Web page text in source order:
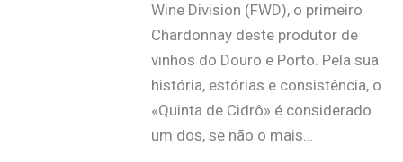
Wine Division (FWD), o primeiro
Chardonnay deste produtor de
vinhos do Douro e Porto. Pela sua
história, estórias e consistência, o
«Quinta de Cidrô» é considerado
um dos, se não o mais…